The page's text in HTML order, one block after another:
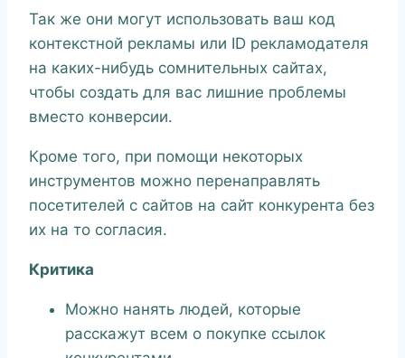
Так же они могут использовать ваш код
контекстной рекламы или ID рекламодателя
на каких-нибудь сомнительных сайтах,
чтобы создать для вас лишние проблемы
вместо конверсии.
Кроме того, при помощи некоторых
инструментов можно перенаправлять
посетителей с сайтов на сайт конкурента без
их на то согласия.
Критика
Можно нанять людей, которые
расскажут всем о покупке ссылок